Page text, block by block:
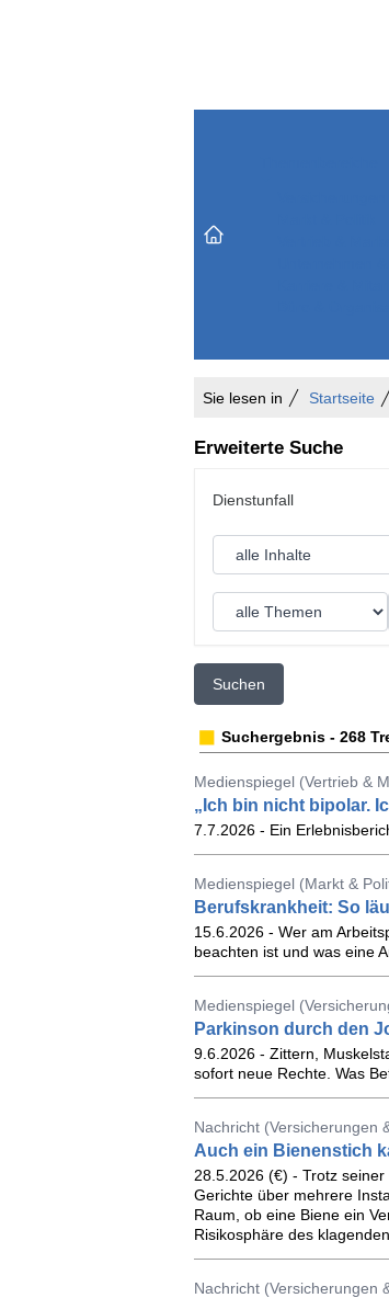
Sie lesen in Startseite
Erweiterte Suche
Suchen
Suchergebnis - 268
Medienspiegel (Vertrieb &
„Ich bin nicht bipolar.
7.7.2026 - Ein
Medienspiegel (Markt &
Berufskrankheit: So
15.6.2026 - Wer am
beachten ist und was eine
Medienspiegel
Parkinson durch den
9.6.2026 - Zittern,
sofort neue Rechte. Was
Nachricht (Versicherungen
Auch ein Bienenstich
28.5.2026 (€) - Trotz
Gerichte über mehrere
Raum, ob eine Biene ein
Risikosphäre des
Nachricht (Versicherungen